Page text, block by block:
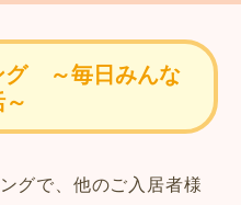
グ ～毎日みんな
グで、他のご入居者様